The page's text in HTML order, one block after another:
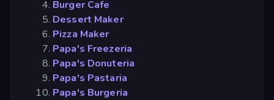
Burger Cafe
Dessert Maker
Pizza Maker
Papa's Freezeria
Papa's Donuteria
Papa's Pastaria
Papa's Burgeria